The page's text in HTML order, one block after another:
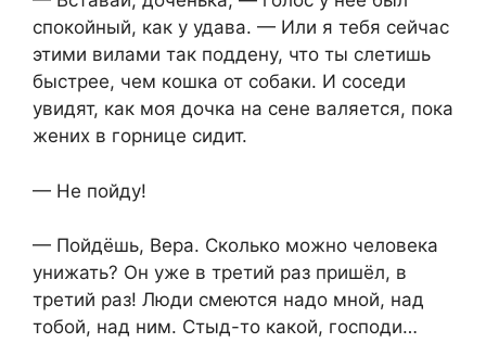
спокойный, как у удава. — Или я тебя сейчас
этими вилами так поддену, что ты слетишь
быстрее, чем кошка от собаки. И соседи
увидят, как моя дочка на сене валяется, пока
жених в горнице сидит.
— Не пойду!
— Пойдёшь, Вера. Сколько можно человека
унижать? Он уже в третий раз пришёл, в
третий раз! Люди смеются надо мной, над
тобой, над ним. Стыд-то какой, господи…